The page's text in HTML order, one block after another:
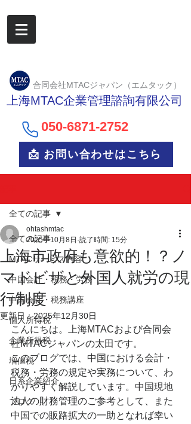
合同会社MTACジャパン（エムタック）
上海MTAC企業管理諮詢有限公司
050-6871-2752
📩 お問い合わせはこちら
全ての記事
MTACサービス内容
中国会計・税務・労務
中国会計・税務講座
個人所得税
企業所得税
増値税
日系企業紹介
ブログ
全ての記事
上海市政府も意欲的！？ノ
マドビザと外国人就労の現
行制度
ohtashmtac
2025年10月8日 読了時間: 15分
更新日：2025年12月30日
こんにちは。上海MTACおよび合同会
社MTACジャパンの太田です。
このブログでは、中国における会計・
税務・労務の規定や実務について、わ
かりやすく解説しています。中国現地
法人の財務管理のご参考として、また
中国での販路拡大の一助となれば幸い